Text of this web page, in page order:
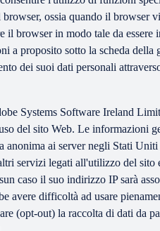
ossia quando il
il browser in modo tale da
a proposito sotto la scheda
dei suoi dati personali
Systems Software Ireland
del sito Web. Le informazioni
anonima ai server negli Stati
servizi legati all'utilizzo del
caso il suo indirizzo IP sarà
avere difficoltà ad usare
(opt-out) la raccolta di dati